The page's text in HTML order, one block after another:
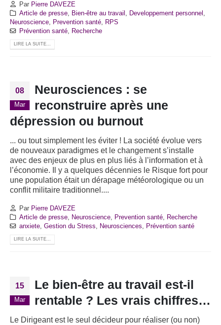
Par Pierre DAVEZE
Article de presse, Bien-être au travail Developpement personnel
Neuroscience
Prevention santé
RPS
Prévention santé, Recherche
LIRE LA SUITE...
08
Mar
Neurosciences : se
reconstruire après une
dépression ou burnout
... ou tout simplement les éviter ! La société évolue vers
de nouveaux paradigmes et le changement s’installe
avec des enjeux de plus en plus liés à l’information et à
l’économie. Il y a quelques décennies le Risque fort pour
une population était un dérapage météorologique ou un
conflit militaire traditionnel....
Par Pierre DAVEZE
Article de presse, Neuroscience, Prevention santé,
Recherche
anxiete, Gestion du Stress Neurosciences Prévention santé
LIRE LA SUITE...
15
Mar
Le bien-être au travail est-il
rentable ? Les vrais chiffres…
Le Dirigeant est le seul décideur pour réaliser (ou non)